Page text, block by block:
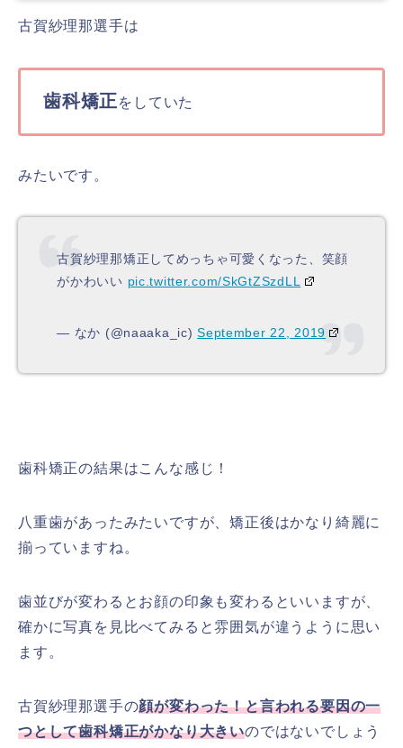
古賀紗理那選手は
歯科矯正をしていた
みたいです。
古賀紗理那矯正してめっちゃ可愛くなった、笑顔
がかわいい pic.twitter.com/SkGtZSzdLL
— なか (@naaaka_ic)September 22, 2019
歯科矯正の結果はこんな感じ！
八重歯があったみたいですが、矯正後はかなり綺麗に
揃っていますね。
歯並びが変わるとお顔の印象も変わるといいますが、
確かに写真を見比べてみると雰囲気が違うように思い
ます。
古賀紗理那選手の顔が変わった！と言われる要因の一
つとして歯科矯正がかなり大きいのではないでしょう